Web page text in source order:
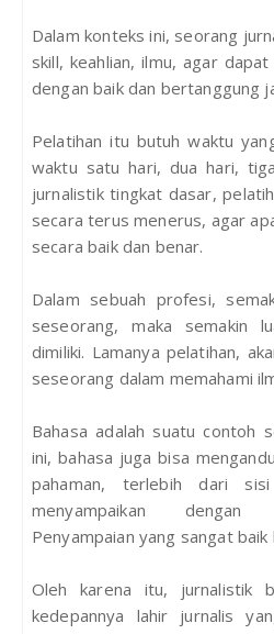
Dalam konteks ini, seorang
skill, keahlian, ilmu, agar
dengan baik dan bertanggung
Pelatihan itu butuh waktu
waktu satu hari, dua hari,
jurnalistik tingkat dasar,
secara terus menerus, agar
secara baik dan benar.
Dalam sebuah profesi,
seseorang, maka semakin
dimiliki. Lamanya pelatihan,
seseorang dalam memahami
Bahasa adalah suatu contoh
ini, bahasa juga bisa
pahaman, terlebih dari
menyampaikan
Penyampaian yang sangat baik
Oleh karena itu, jurnalistik
kedepannya lahir jurnalis